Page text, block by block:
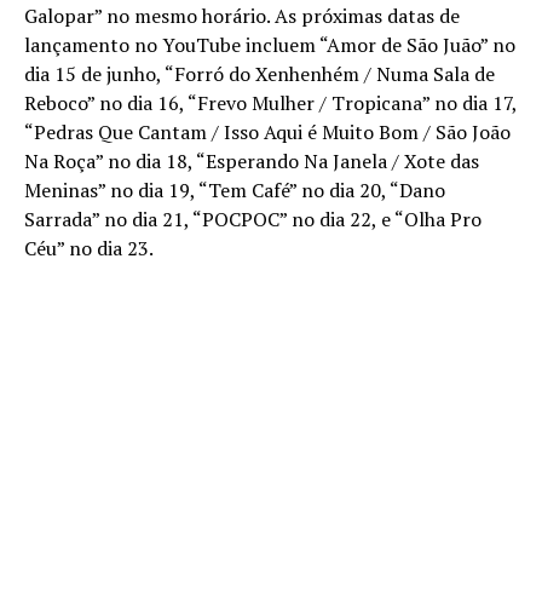
Galopar” no mesmo horário. As próximas datas de
lançamento no YouTube incluem “Amor de São Juão” no
dia 15 de junho, “Forró do Xenhenhém / Numa Sala de
Reboco” no dia 16, “Frevo Mulher / Tropicana” no dia 17,
“Pedras Que Cantam / Isso Aqui é Muito Bom / São João
Na Roça” no dia 18, “Esperando Na Janela / Xote das
Meninas” no dia 19, “Tem Café” no dia 20, “Dano
Sarrada” no dia 21, “POCPOC” no dia 22, e “Olha Pro
Céu” no dia 23.